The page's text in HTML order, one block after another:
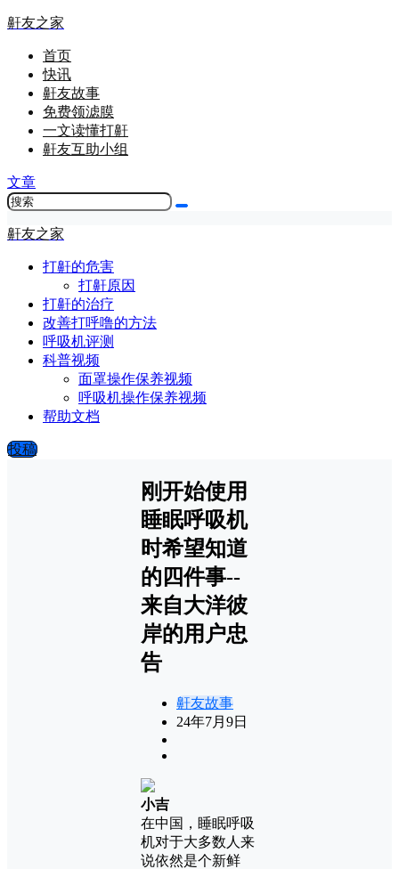
鼾友之家
首页
快讯
鼾友故事
免费领滤膜
一文读懂打鼾
鼾友互助小组
文章
鼾友之家
打鼾的危害
打鼾原因
打鼾的治疗
改善打呼噜的方法
呼吸机评测
科普视频
面罩操作保养视频
呼吸机操作保养视频
帮助文档
投稿
刚开始使用
睡眠呼吸机
时希望知道
的四件事--
来自大洋彼
岸的用户忠
告
鼾友故事
24年7月9日
小吉
在中国，睡眠呼吸
机对于大多数人来
说依然是个新鲜